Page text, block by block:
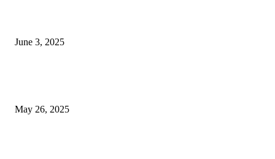
June 3, 2025
May 26, 2025